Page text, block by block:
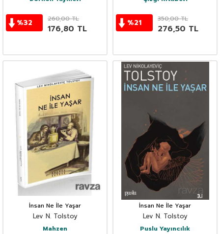
%32 260,00TL
176,80 TL
%21 350,00TL
276,50 TL
İnsan Ne İle Yaşar
Lev N. Tolstoy
Mahzen
İnsan Ne İle Yaşar
Lev N. Tolstoy
Puslu Yayıncılık